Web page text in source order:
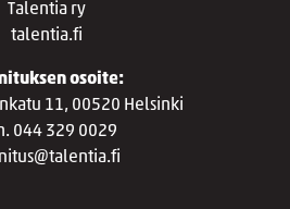
Talentia ry
talentia.fi
osoite:
11, 00520 Helsinki
044 329 0029